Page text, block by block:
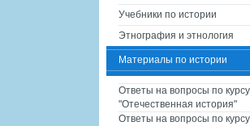
Учебники по истории
Этнография и этнология
Материалы по истории
Ответы на вопросы по курсу
"Отечественная история"
Ответы на вопросы по курсу